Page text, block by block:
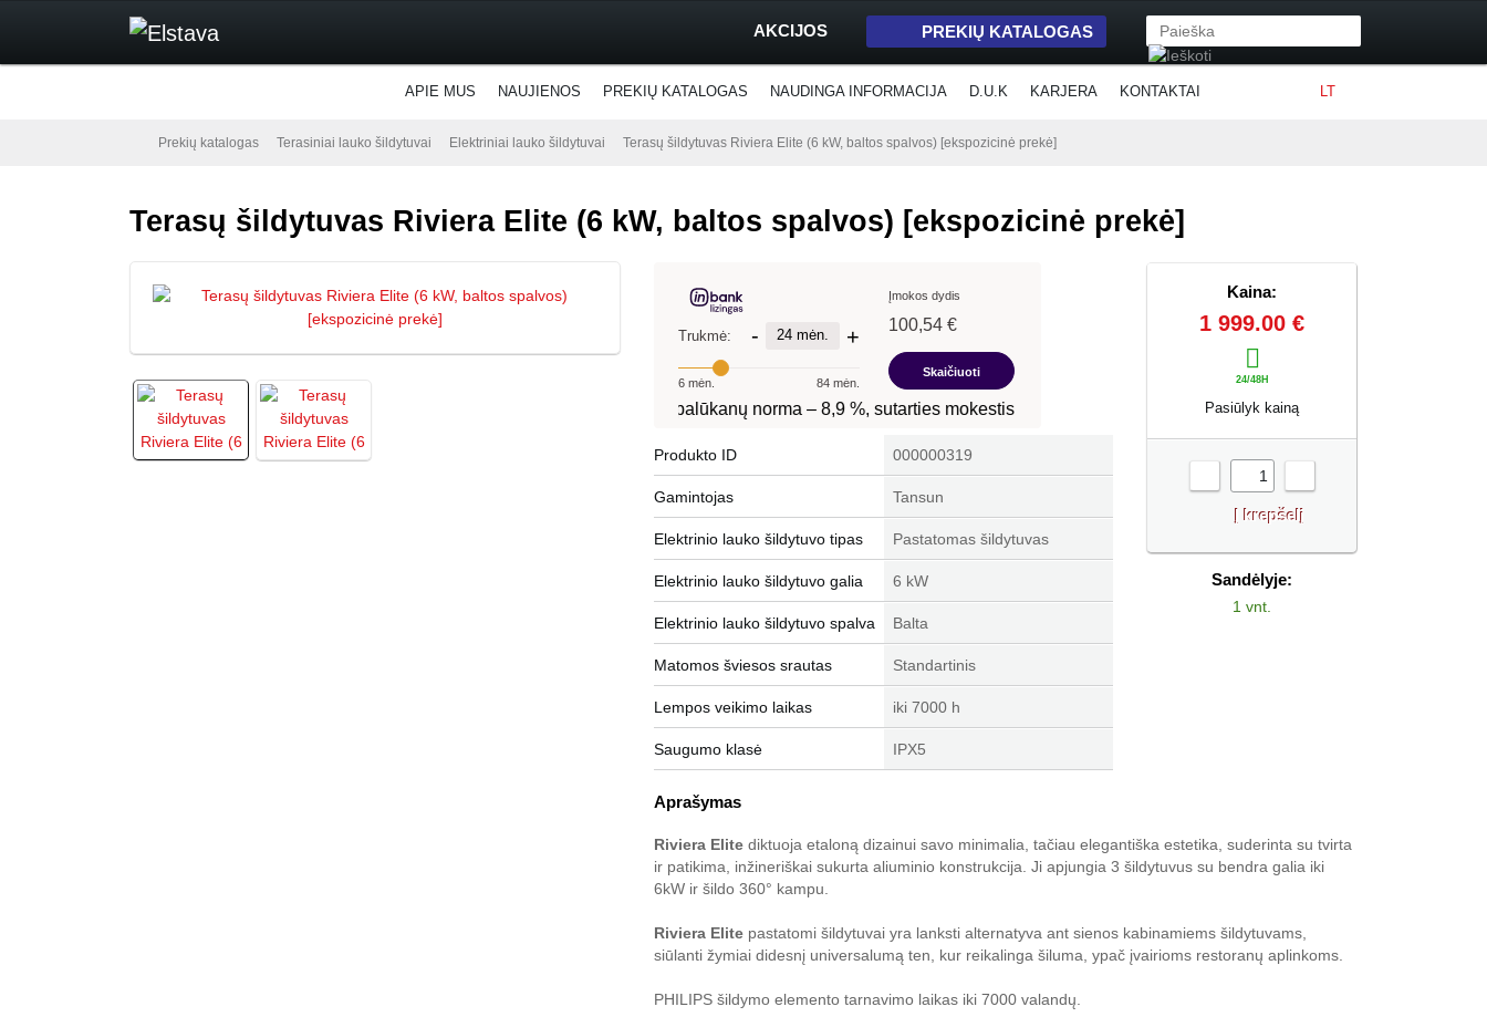
AKCIJOS PREKIŲ KATALOGAS
LT
APIE MUS NAUJIENOS PREKIŲ KATALOGAS NAUDINGA INFORMACIJA D.U.K KARJERA KONTAKTAI
Prekių katalogas Terasiniai lauko šildytuvai Elektriniai lauko šildytuvai Terasų šildytuvas Riviera Elite (6 kW, baltos spalvos) [ekspozicinė prekė]
Terasų šildytuvas Riviera Elite (6 kW, baltos spalvos) [ekspozicinė prekė]
Produkto ID 000000319
Gamintojas Tansun
Elektrinio lauko šildytuvo tipas Pastatomas šildytuvas
Elektrinio lauko šildytuvo galia 6 kW
Elektrinio lauko šildytuvo spalva Balta
Matomos šviesos srautas Standartinis
Lempos veikimo laikas iki 7000 h
Saugumo klasė IPX5
Kaina:
1 999.00 €
Pasiūlyk kainą
Sandėlyje:
1 vnt.
Aprašymas
Riviera Elite diktuoja etaloną dizainui savo minimalia, tačiau elegantiška estetika, suderinta su tvirta
ir patikima, inžineriškai sukurta aliuminio konstrukcija. Ji apjungia 3 šildytuvus su bendra galia iki
6kW ir šildo 360° kampu.
Riviera Elite pastatomi šildytuvai yra lanksti alternatyva ant sienos kabinamiems šildytuvams,
siūlanti žymiai didesnį universalumą ten, kur reikalinga šiluma, ypač įvairioms restoranų aplinkoms.
PHILIPS šildymo elemento tarnavimo laikas iki 7000 valandų.